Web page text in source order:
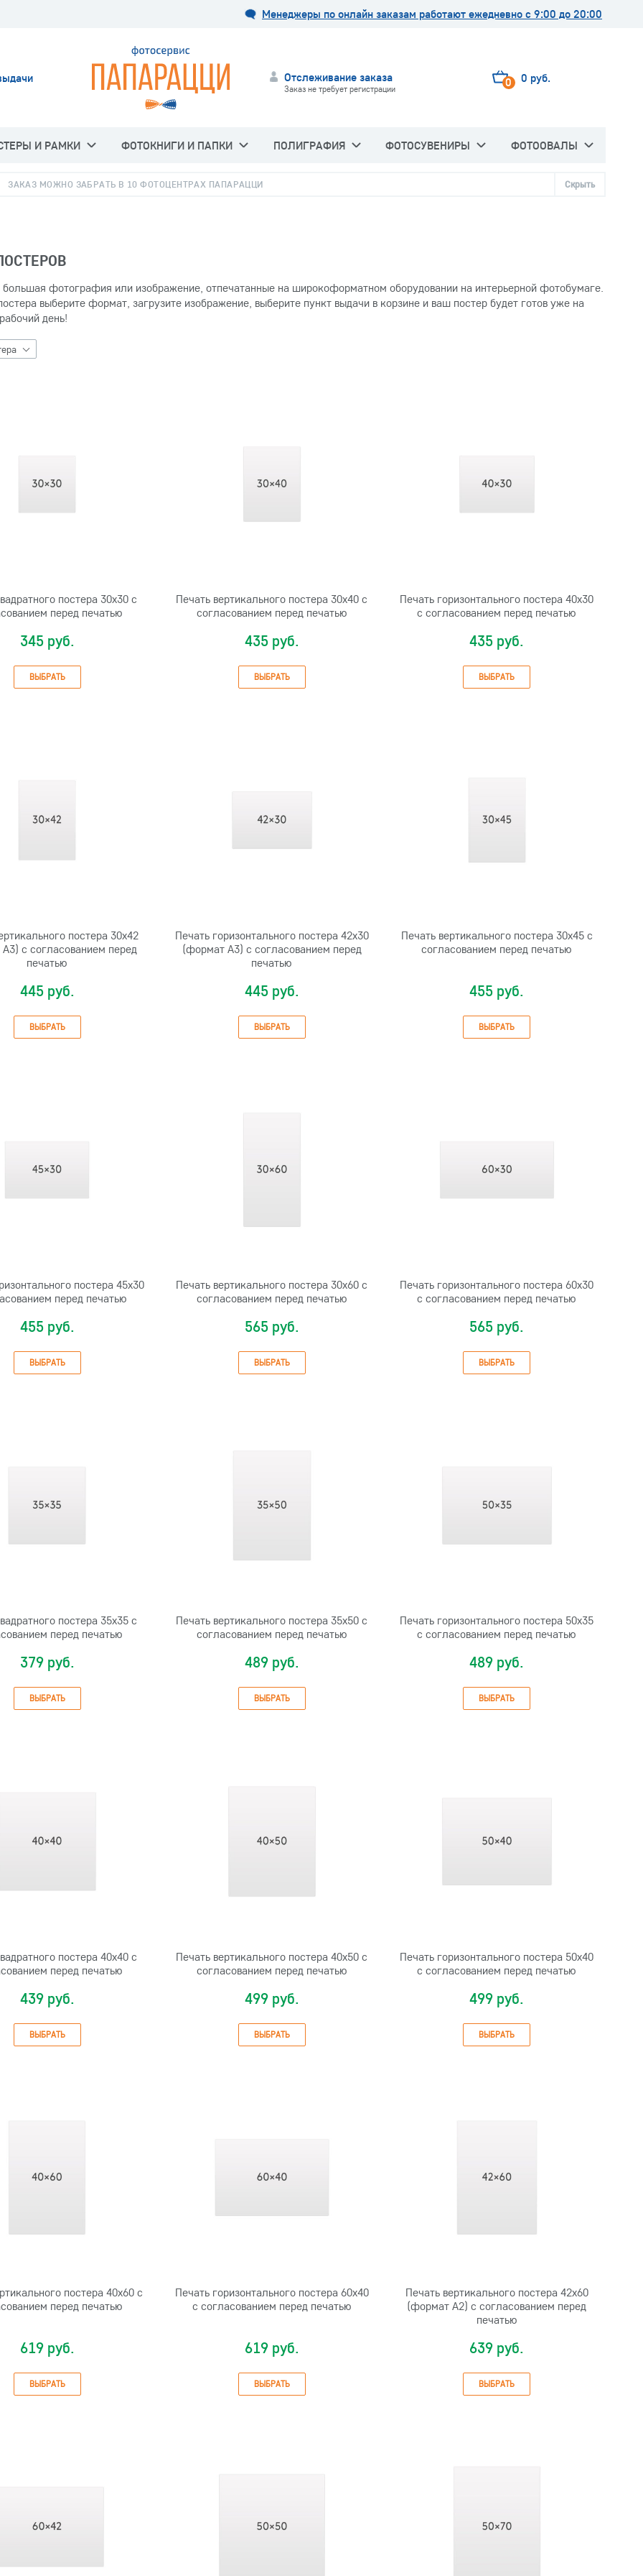
Менеджеры по онлайн заказам работают ежедневно с 9:00 до 20:00
Отслеживание заказа
Заказ не требует регистрации 0 0 руб.
И РАМКИ ФОТОКНИГИ И ПАПКИ ПОЛИГРАФИЯ ФОТОСУВЕНИРЫ ФОТООВАЛЫ
ЗАКАЗ МОЖНО ЗАБРАТЬ В 10 ФОТОЦЕНТРАХ ПАПАРАЦЦИ Скрыть
большая фотография или изображение, отпечатанные на широкоформатном оборудовании на интерьерной фотобумаге.
выберите формат, загрузите изображение, выберите пункт выдачи в корзине и ваш постер будет готов уже на
день!
постера 30х30 с
перед печатью
345 руб.
ВЫБРАТЬ
Печать вертикального постера 30х40 с
согласованием перед печатью
435 руб.
ВЫБРАТЬ
Печать горизонтального постера 40х30
с согласованием перед печатью
435 руб.
ВЫБРАТЬ
постера 30х42
с согласованием перед
печатью
445 руб.
ВЫБРАТЬ
Печать горизонтального постера 42х30
(формат А3) с согласованием перед
печатью
445 руб.
ВЫБРАТЬ
Печать вертикального постера 30х45 с
согласованием перед печатью
455 руб.
ВЫБРАТЬ
постера 45х30
перед печатью
455 руб.
ВЫБРАТЬ
Печать вертикального постера 30х60 с
согласованием перед печатью
565 руб.
ВЫБРАТЬ
Печать горизонтального постера 60х30
с согласованием перед печатью
565 руб.
ВЫБРАТЬ
постера 35х35 с
перед печатью
379 руб.
ВЫБРАТЬ
Печать вертикального постера 35х50 с
согласованием перед печатью
489 руб.
ВЫБРАТЬ
Печать горизонтального постера 50х35
с согласованием перед печатью
489 руб.
ВЫБРАТЬ
постера 40х40 с
перед печатью
439 руб.
ВЫБРАТЬ
Печать вертикального постера 40х50 с
согласованием перед печатью
499 руб.
ВЫБРАТЬ
Печать горизонтального постера 50х40
с согласованием перед печатью
499 руб.
ВЫБРАТЬ
постера 40х60 с
перед печатью
619 руб.
ВЫБРАТЬ
Печать горизонтального постера 60х40
с согласованием перед печатью
619 руб.
ВЫБРАТЬ
Печать вертикального постера 42х60
(формат А2) с согласованием перед
печатью
639 руб.
ВЫБРАТЬ